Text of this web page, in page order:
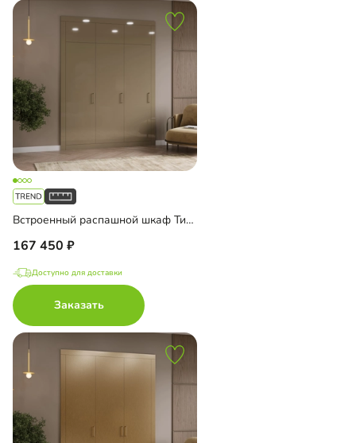
Встроенный распашной шкаф Тино-3-1
167 450
Доступно для доставки
Заказать